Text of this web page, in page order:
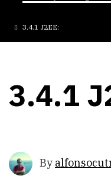
3.4.1 J2EE:
3.4.1
By